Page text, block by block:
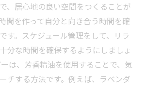
、居心地の良い空間をつくることが
間を作って自分と向き合う時間を確
す。スケジュール管理をして、リラ
分な時間を確保するようにしましょ
は、芳香精油を使用することで、気
チする方法です。例えば、ラベンダ